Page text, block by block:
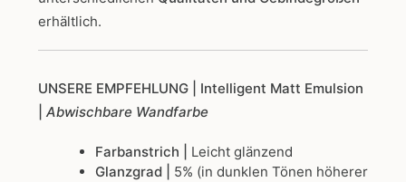
erhältlich.
UNSERE EMPFEHLUNG
| Intelligent Matt Emulsion
Abwischbare Wandfarbe
Farbanstrich | Leicht glänzend
Glanzgrad | 5% (in dunklen Tönen höherer